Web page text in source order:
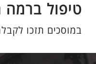
טיפול ברמה
במוסכים תזכו